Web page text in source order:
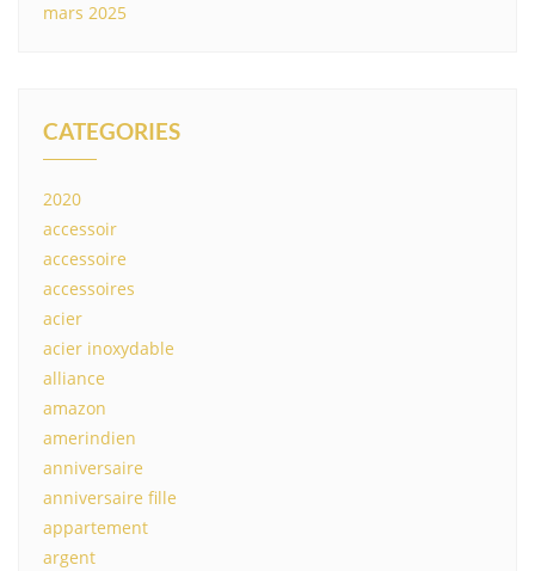
mars 2025
CATEGORIES
2020
accessoir
accessoire
accessoires
acier
acier inoxydable
alliance
amazon
amerindien
anniversaire
anniversaire fille
appartement
argent